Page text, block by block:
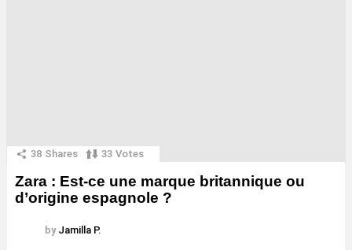
38 Shares 33 Votes
Zara : Est-ce une marque britannique ou
d’origine espagnole ?
by Jamilla P.